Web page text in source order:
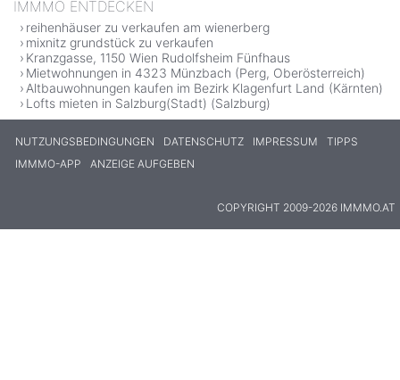
IMMMO ENTDECKEN
reihenhäuser zu verkaufen am wienerberg
mixnitz grundstück zu verkaufen
Kranzgasse, 1150 Wien Rudolfsheim Fünfhaus
Mietwohnungen in 4323 Münzbach (Perg, Oberösterreich)
Altbauwohnungen kaufen im Bezirk Klagenfurt Land (Kärnten)
Lofts mieten in Salzburg(Stadt) (Salzburg)
NUTZUNGSBEDINGUNGEN DATENSCHUTZ IMPRESSUM
TIPPS
IMMMO-APP
ANZEIGE AUFGEBEN
COPYRIGHT 2009-2026 IMMMO.AT